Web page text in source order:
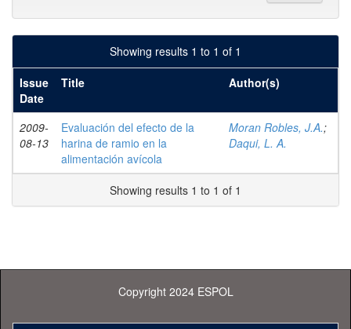
Showing results 1 to 1 of 1
Issue
Date
Title Author(s)
2009-
08-13
Evaluación del efecto de la
harina de ramio en la
alimentación avícola
Moran Robles, J.A.;
Daqui, L. A.
Showing results 1 to 1 of 1
Copyright 2024 ESPOL